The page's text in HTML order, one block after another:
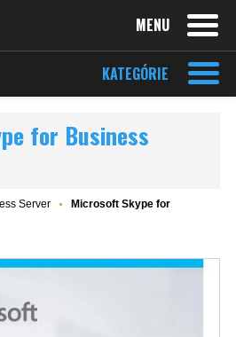
MENU
KATEGÓRIE
for Business
Server
Microsoft Skype for